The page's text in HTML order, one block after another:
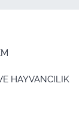
HAYVANCILIK